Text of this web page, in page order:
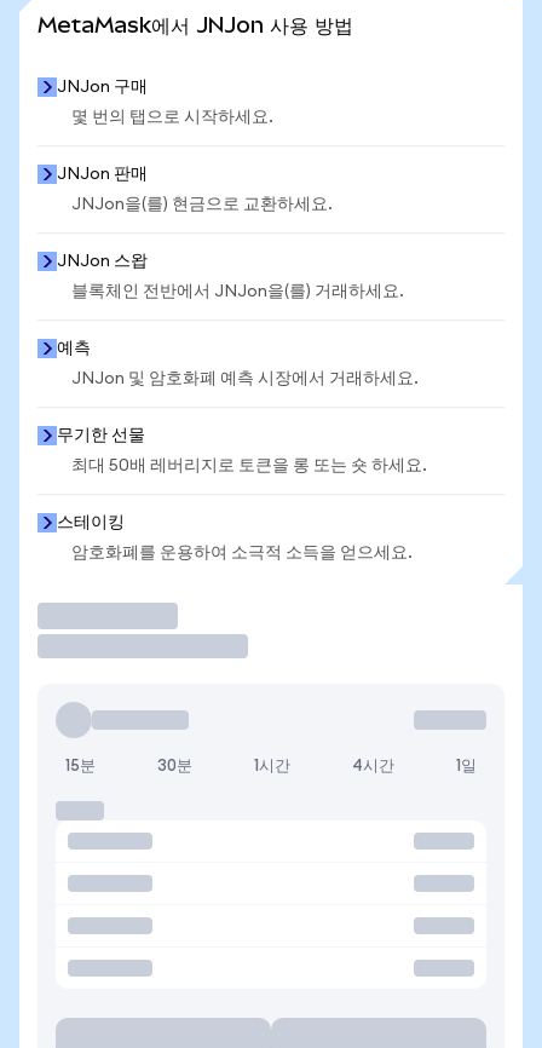
MetaMask에서 JNJon 사용 방법
JNJon 구매
몇 번의 탭으로 시작하세요.
JNJon 판매
JNJon을(를) 현금으로 교환하세요.
JNJon 스왑
블록체인 전반에서 JNJon을(를) 거래하세요.
예측
JNJon 및 암호화폐 예측 시장에서 거래하세요.
무기한 선물
최대 50배 레버리지로 토큰을 롱 또는 숏 하세요.
스테이킹
암호화폐를 운용하여 소극적 소득을 얻으세요.
15분 30분 1시간 4시간 1일